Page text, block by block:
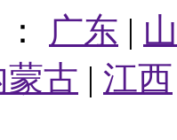
广东 |
蒙古 | 江西